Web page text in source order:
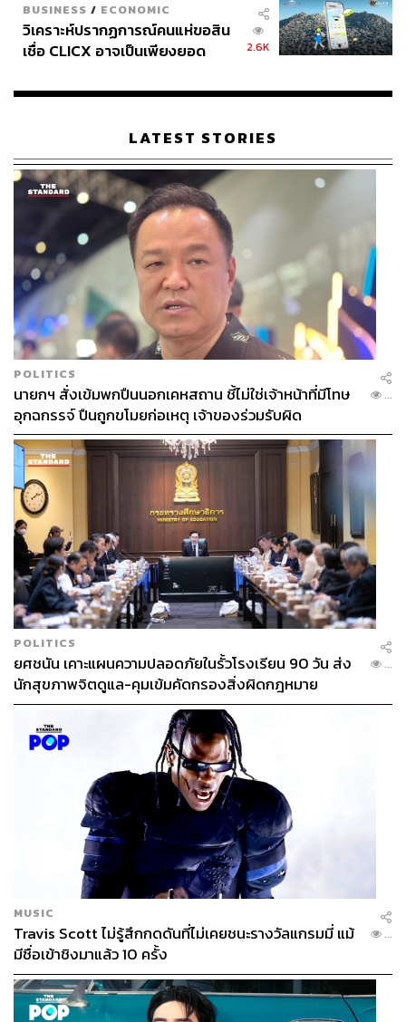
BUSINESS / ECONOMIC
วิเคราะห์ปรากฏการณ์คนแห่ขอสิน
เชื่อ CLICX อาจเป็นเพียงยอด
เรือนไทยที่ถูกซุกไว้
2.6K
LATEST STORIES
POLITICS
นายกฯ สั่งเข้มพกปืนนอกเคหสถาน ชี้ไม่ใช่เจ้าหน้าที่มีโทษ
อุกฉกรรจ์ ปืนถูกขโมยก่อเหตุ เจ้าของร่วมรับผิด
...
POLITICS
ยศชนัน เคาะแผนความปลอดภัยในรั้วโรงเรียน 90 วัน ส่ง
นักสุขภาพจิตดูแล-คุมเข้มคัดกรองสิ่งผิดกฎหมาย
...
MUSIC
Travis Scott ไม่รู้สึกกดดันที่ไม่เคยชนะรางวัลแกรมมี่ แม้
มีชื่อเข้าชิงมาแล้ว 10 ครั้ง
...